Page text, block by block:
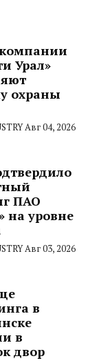
Урал»
охраны
Авг 04, 2026
ПАО
на уровне
Авг 03, 2026
в
в
двор